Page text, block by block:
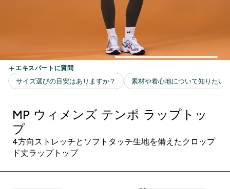
MP ウィメンズ テンポ ラップトッ
プ
4方向ストレッチとソフトタッチ生地を備えたクロップ
ド丈ラップトップ